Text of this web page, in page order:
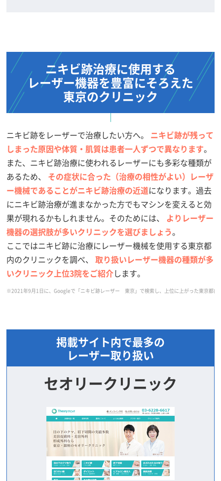
ニキビ跡治療に使用する
レーザー機器を豊富にそろえた
東京のクリニック
ニキビ跡をレーザーで治療したい方へ。 ニキビ跡が残って
しまった原因や体質・肌質は患者一人ずつで異なります。
また、ニキビ跡治療に使われるレーザーにも多彩な種類が
あるため、 その症状に合った（治療の相性がよい）レーザ
ー機械であることがニキビ跡治療の近道になります。過去
にニキビ跡治療が進まなかった方でもマシンを変えると効
果が現れるかもしれません。そのためには、 よりレーザー
機器の選択肢が多いクリニックを選びましょう。
ここではニキビ跡に治療にレーザー機械を使用する東京都
内のクリニックを調べ、取り扱いレーザー機器の種類が多
いクリニック上位3院をご紹介します。
※2021年9月1日に、Googleで「ニキビ跡レーザー 東京」で検索し、上位に上がった東京都内
掲載サイト内で最多の
レーザー取り扱い
セオリークリニック